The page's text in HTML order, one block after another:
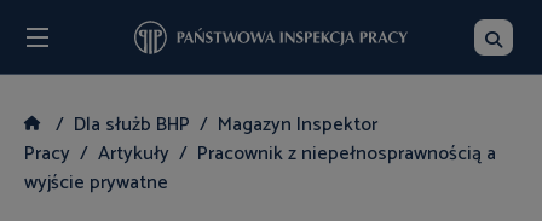
Dla służb BHP
Magazyn Inspektor
Pracy
Artykuły
Pracownik z niepełnosprawnością a
wyjście prywatne
Szukaj